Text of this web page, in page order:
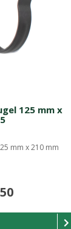
125 mm x
mm x 210 mm